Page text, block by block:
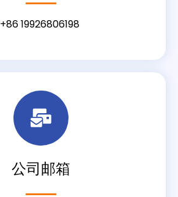
+86 19926806198
公司邮箱